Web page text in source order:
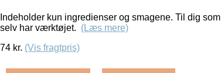
Indeholder kun ingredienser og smagene. Til dig som
selv har værktøjet. (Læs mere)
74 kr. (Vis fragtpris)